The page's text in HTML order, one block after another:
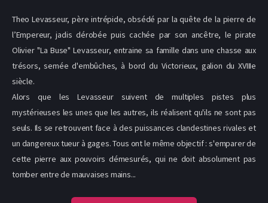
Theo Levasseur, père intrépide, obsédé par la quête de la pierre de
l’Empereur, jadis dérobée puis cachée par son ancêtre, le pirate
Olivier "La Buse" Levasseur, entraine sa famille dans une chasse aux
trésors, semée d'embûches, à bord du Victorieux, galion du XVIIIe
siècle.
Alors que les Levasseur suivent de multiples pistes plus
mystérieuses les unes que les autres, ils réalisent qu'ils ne sont pas
seuls. Ils se retrouvent face à des puissances clandestines rivales et
un dangereux tueur à gages. Tous ont le même objectif : s'emparer de
cette pierre aux pouvoirs démesurés, qui ne doit absolument pas
tomber entre de mauvaises mains...